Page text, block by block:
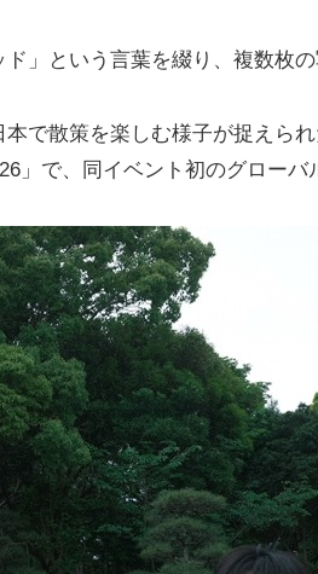
」という言葉を綴り、複数枚の
で散策を楽しむ様子が捉えら
」で、同イベント初のグローバ